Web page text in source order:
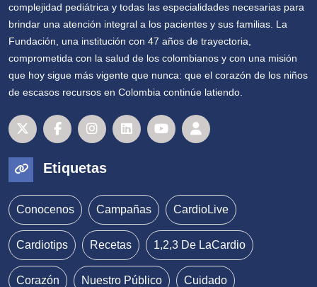
complejidad pediátrica y todas las especialidades necesarias para
brindar una atención integral a los pacientes y sus familias. La
Fundación, una institución con 47 años de trayectoria,
comprometida con la salud de los colombianos y con una misión
que hoy sigue más vigente que nunca: que el corazón de los niños
de escasos recursos en Colombia continúe latiendo.
Etiquetas
Conocenos Campañas CardioLive
Cardiotips Recetas 1,2,3 De LaCardio
Corazón Nuestro Público Cuidado